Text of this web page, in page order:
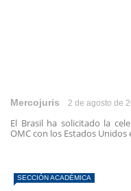
Mercojuris 2 de agosto de
El Brasil ha solicitado la
OMC con los Estados Unidos
SECCIÓN ACADÉMICA